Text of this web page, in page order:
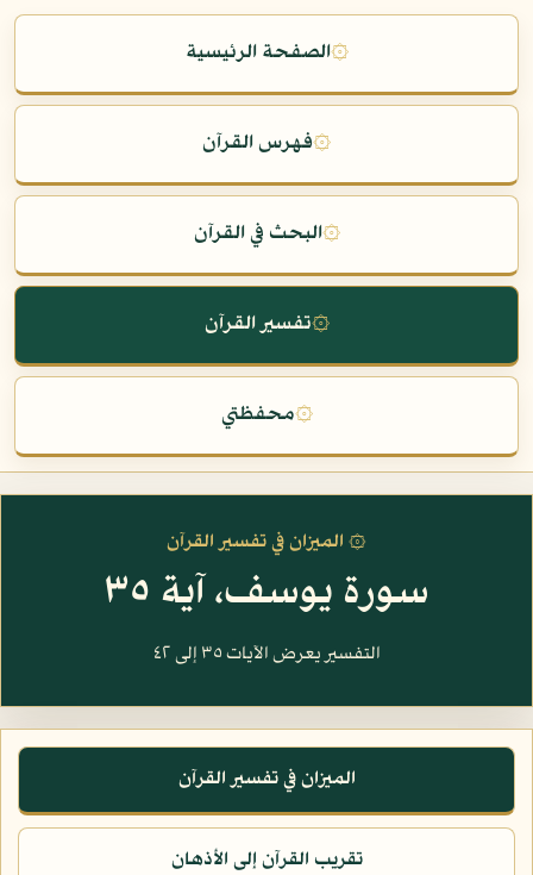
۞الصفحة الرئيسية
۞فهرس القرآن
۞البحث في القرآن
۞تفسير القرآن
۞محفظتي
۞ الميزان في تفسير القرآن
سورة يوسف، آية ٣٥
التفسير يعرض الآيات ٣٥ إلى ٤٢
الميزان في تفسير القرآن
تقريب القرآن إلى الأذهان